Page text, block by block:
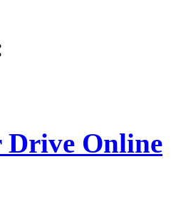
Drive Online